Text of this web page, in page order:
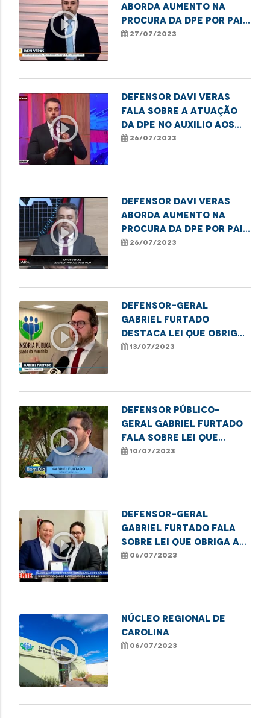
play_circle_outline
aborda aumento na
procura da DPE por pais
sem vagas em escolas
27/07/2023
play_circle_outline
Defensor Davi Veras
fala sobre a atuação
da DPE no auxilio aos
pais em busca de vagas
26/07/2023
play_circle_outline
Defensor Davi Veras
aborda aumento na
procura da DPE por pais
sem vagas em escolas
26/07/2023
play_circle_outline
Defensor-Geral
Gabriel Furtado
destaca lei que obriga
a comunicação de
DPE
13/07/2023
play_circle_outline
Defensor Público-
Geral Gabriel Furtado
fala sobre lei que
obriga a comunicação
à DPE
10/07/2023
play_circle_outline
Defensor-Geral
Gabriel Furtado fala
sobre lei que obriga a
comunicação de
paternidade à DPE
06/07/2023
play_circle_outline
NÚCLEO REGIONAL DE
CAROLINA
06/07/2023